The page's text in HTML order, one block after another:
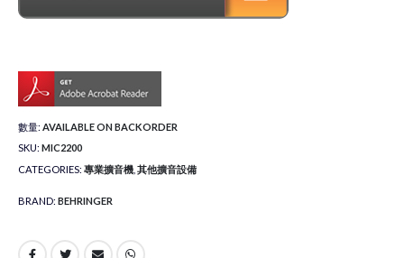
數量: AVAILABLE ON BACKORDER
SKU: MIC2200
CATEGORIES: 專業擴音機 其他擴音設備
BRAND: BEHRINGER